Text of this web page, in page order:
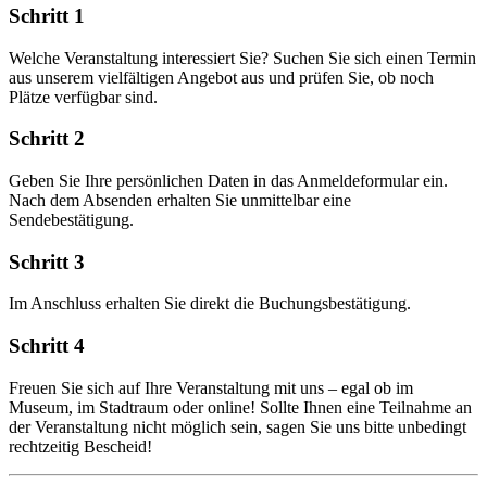
Schritt 1
Welche Veranstaltung interessiert Sie? Suchen Sie sich einen Termin
aus unserem vielfältigen Angebot aus und prüfen Sie, ob noch
Plätze verfügbar sind.
Schritt 2
Geben Sie Ihre persönlichen Daten in das Anmeldeformular ein.
Nach dem Absenden erhalten Sie unmittelbar eine
Sendebestätigung.
Schritt 3
Im Anschluss erhalten Sie direkt die Buchungsbestätigung.
Schritt 4
Freuen Sie sich auf Ihre Veranstaltung mit uns – egal ob im
Museum, im Stadtraum oder online! Sollte Ihnen eine Teilnahme an
der Veranstaltung nicht möglich sein, sagen Sie uns bitte unbedingt
rechtzeitig Bescheid!